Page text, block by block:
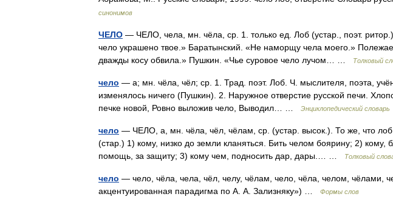
синонимов
ЧЕЛО — ЧЕЛО, чела, мн. чёла, ср. 1. только ед. Лоб (устар., поэт.
чело украшено твое.» Баратынский. «Не наморщу чела моего.»
дважды косу обвила.» Пушкин. «Чье суровое чело лучом… …
Толковый
чело — а; мн. чёла, чёл; ср. 1. Трад. поэт. Лоб. Ч. мыслителя, поэта,
изменялось ничего (Пушкин). 2. Наружное отверстие русской печи.
печке новой, Ровно выложив чело, Выводил… …
Энциклопедический словарь
чело — ЧЕЛО, а, мн. чёла, чёл, чёлам, ср. (устар. высок.). То же, что
(стар.) 1) кому, низко до земли кланяться. Бить челом боярину; 2) кому,
помощь, за защиту; 3) кому чем, подносить дар, дары.… …
Толковый
чело — чело, чёла, чела, чёл, челу, чёлам, чело, чёла, челом, чёлами,
акцентуированная парадигма по А. А. Зализняку») …
Формы слов